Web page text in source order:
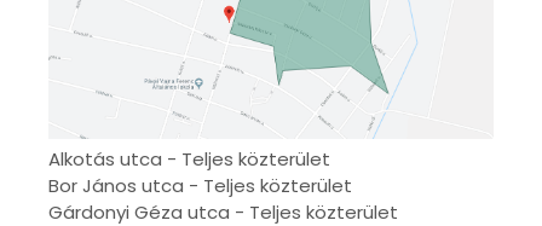
Alkotás utca - Teljes közterület
Bor János utca - Teljes közterület
Gárdonyi Géza utca - Teljes közterület